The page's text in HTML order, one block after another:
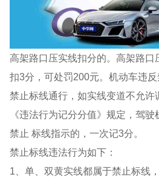
高架路口压实线扣分的。高架路口
扣3分，可处罚200元。机动车违
禁止标线通行，如实线变道不允许
《违法行为记分分值》规定，驾驶
禁止 标线指示的，一次记3分。
禁止标线违法行为如下：
1、单、双黄实线都属于禁止标线